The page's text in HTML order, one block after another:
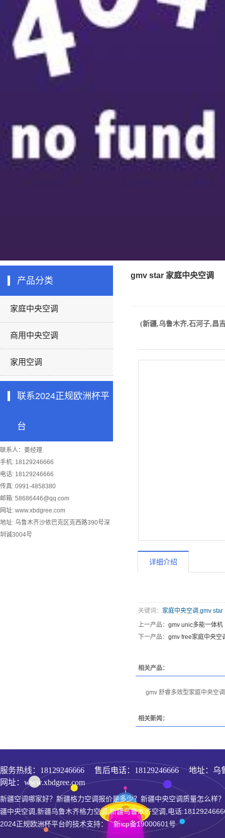
产品分类
家庭中央空调
商用中央空调
家用空调
联系2024正规欧洲杯平
台
联系人：姜经理
手机: 18129246666
电话: 18129246666
传真: 0991-4858380
邮箱: 58686446@qq.com
网址: www.xbdgree.com
地址: 乌鲁木齐沙依巴克区克西路390号深
圳诚3004号
gmv star 家庭中央空调
(新疆,乌鲁木齐,石河子,昌
详细介绍
关键词： 家庭中央空调 ,gmv star
上一产品： gmv unic多能一体机
下一产品： gmv free家庭中央空
相关产品：
gmv 舒睿多效型家庭中央空调
相关新闻：
服务热线： 18129246666 售后电话：18129246666 地址：乌
网址：www.xbdgree.com
新疆空调哪家好？新疆格力空调报价是多少？新疆中央空调质量怎么样
疆中央空调,新疆乌鲁木齐格力空调,新疆乌鲁木齐空调,电话
2024正规欧洲杯平台的技术支持： 新icp备19000601号